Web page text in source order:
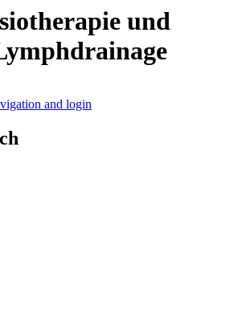
und
and login